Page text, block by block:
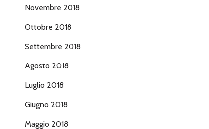
Novembre 2018
Ottobre 2018
Settembre 2018
Agosto 2018
Luglio 2018
Giugno 2018
Maggio 2018